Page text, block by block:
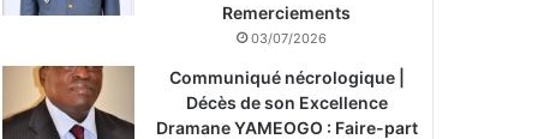
Remerciements
03/07/2026
Communiqué nécrologique |
Décès de son Excellence
Dramane YAMEOGO : Faire-part